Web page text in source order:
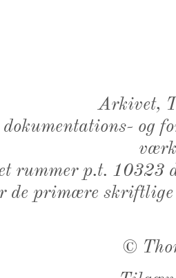
Arkivet,
dokumentations- og
rummer p.t. 10323
de primære
©